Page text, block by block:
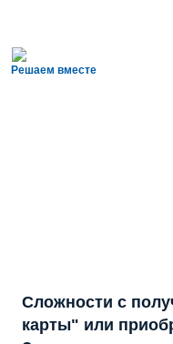
Решаем вместе
Сложности с
карты" или